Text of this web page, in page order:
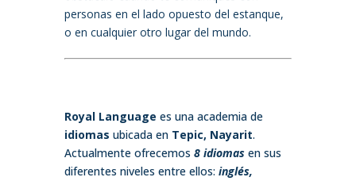
personas en el lado opuesto del estanque,
o en cualquier otro lugar del mundo.
Royal Language es una academia de
idiomas ubicada en Tepic, Nayarit.
Actualmente ofrecemos 8 idiomas en sus
diferentes niveles entre ellos: inglés,